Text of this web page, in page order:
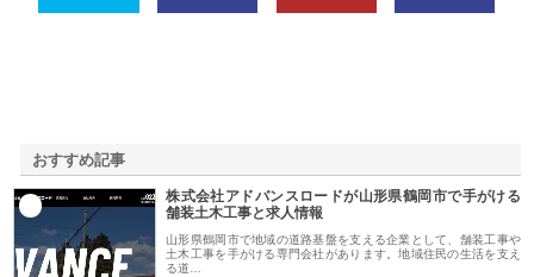
おすすめ記事
株式会社アドバンスロードが山形県鶴岡市で手がける
舗装土木工事と求人情報
山形県鶴岡市で地域の道路基盤を支える企業として、舗装工事や
土木工事を手がける専門会社があります。地域住民の生活を支え
る道…